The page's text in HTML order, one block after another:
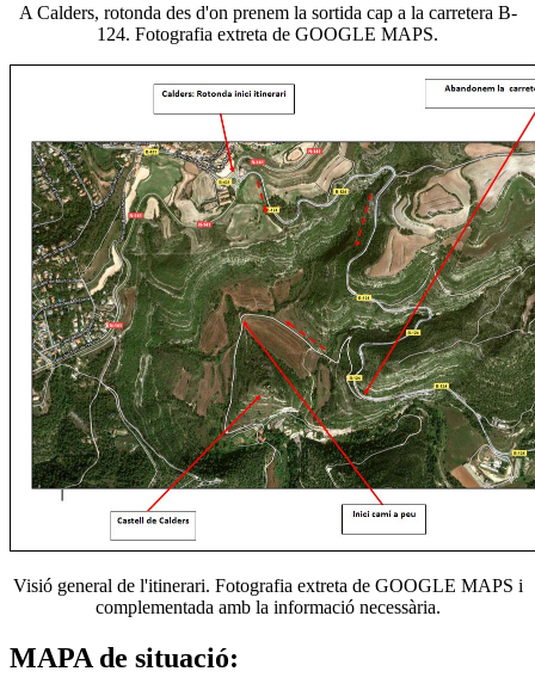
A Calders, rotonda des d'on prenem la sortida cap a la carretera B-
124. Fotografia extreta de GOOGLE MAPS.
Visió general de l'itinerari. Fotografia extreta de GOOGLE MAPS i
complementada amb la informació necessària.
MAPA de situació: